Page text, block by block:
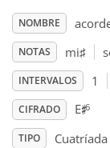
Deutsch
English
Español
NOMBRE
NOTAS mi♯
INTERVALOS 1
CIFRADO E♯6
TIPO